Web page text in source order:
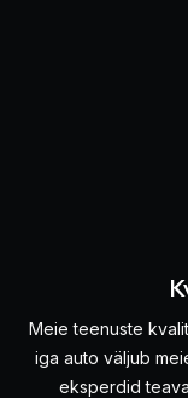
Meie teenuste
iga auto väljub
eksperdid